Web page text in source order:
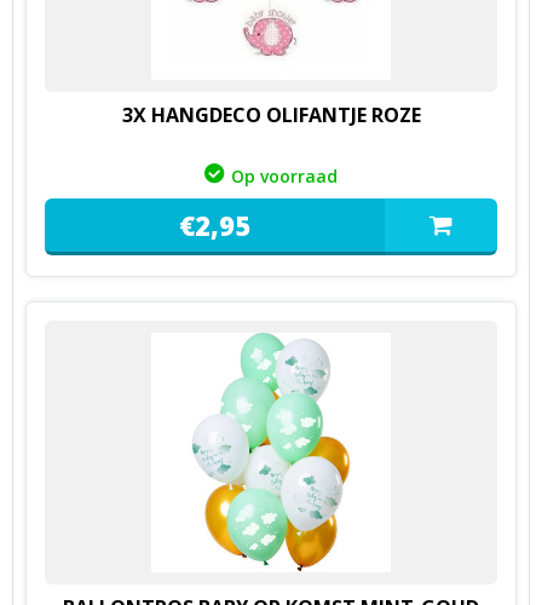
3X HANGDECO OLIFANTJE ROZE
Op voorraad
€2,95